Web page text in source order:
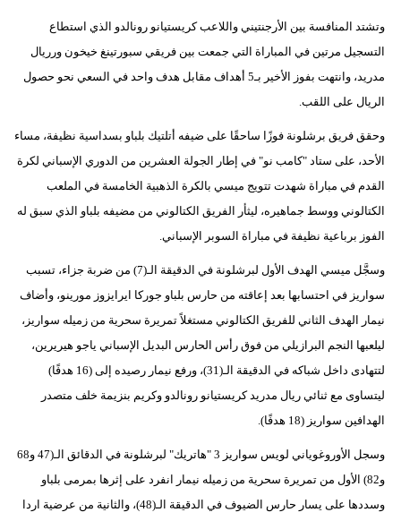
وتشتد المنافسة بين الأرجنتيني واللاعب كريستيانو رونالدو الذي استطاع
التسجيل مرتين في المباراة التي جمعت بين فريقي سبورتينغ خيخون ورريال
مدريد، وانتهت بفوز الأخير بـ5 أهداف مقابل هدف واحد في السعي نحو حصول
الريال على اللقب.
وحقق فريق برشلونة فوزًا ساحقًا على ضيفه أتلتيك بلباو بسداسية نظيفة، مساء
الأحد، على ستاد "كامب نو" في إطار الجولة العشرين من الدوري الإسباني لكرة
القدم في مباراة شهدت تتويج ميسي بالكرة الذهبية الخامسة في الملعب
الكتالوني ووسط جماهيره، ليثأر الفريق الكتالوني من مضيفه بلباو الذي سبق له
الفوز برباعية نظيفة في مباراة السوبر الإسباني.
وسجَّل ميسي الهدف الأول لبرشلونة في الدقيقة الـ(7) من ضربة جزاء، تسبب
سواريز في احتسابها بعد إعاقته من حارس بلباو جوركا ايرايزوز مورينو، وأضاف
نيمار الهدف الثاني للفريق الكتالوني مستغلاً تمريرة سحرية من زميله سواريز،
ليلعبها النجم البرازيلي من فوق رأس الحارس البديل الإسباني ياجو هيريرين،
لتتهادى داخل شباكه في الدقيقة الـ(31)، ورفع نيمار رصيده إلى (16 هدفًا)
ليتساوى مع ثنائي ريال مدريد كريستيانو رونالدو وكريم بنزيمة خلف متصدر
الهدافين سواريز (18 هدفًا).
وسجل الأوروغوياني لويس سواريز 3 "هاتريك" لبرشلونة في الدقائق الـ(47 و68
و82) الأول من تمريرة سحرية من زميله نيمار انفرد على إثرها بمرمى بلباو
وسددها على يسار حارس الضيوف في الدقيقة الـ(48)، والثانية من عرضية اردا